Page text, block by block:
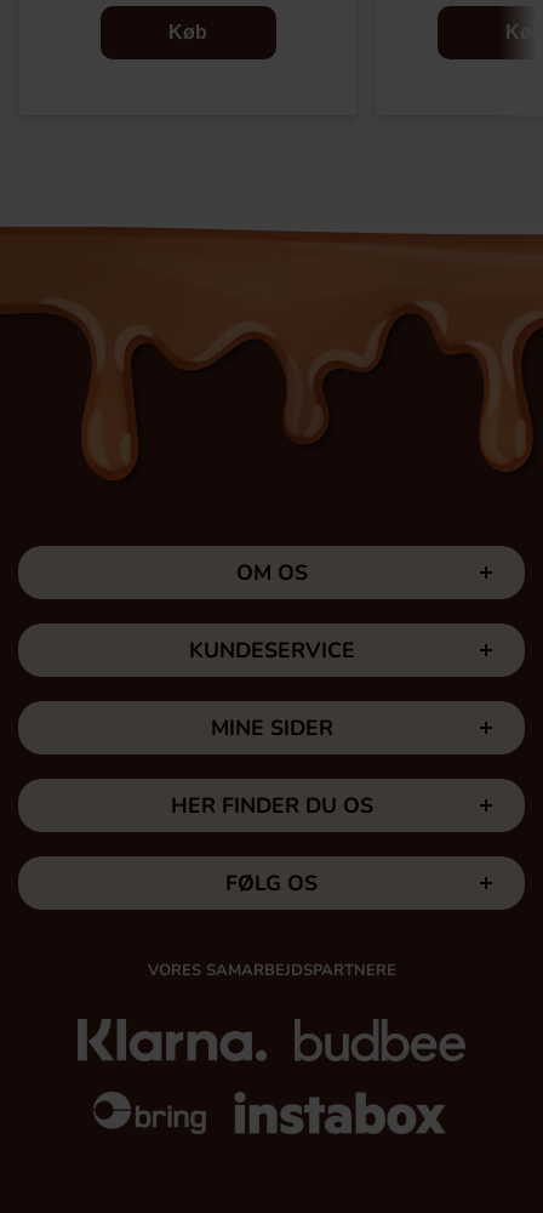
Køb Køb
OM OS
KUNDESERVICE
MINE SIDER
HER FINDER DU OS
FØLG OS
VORES SAMARBEJDSPARTNERE